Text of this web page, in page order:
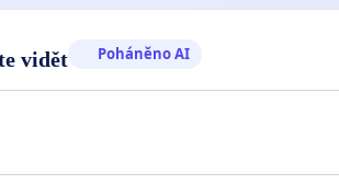
vidět Poháněno AI